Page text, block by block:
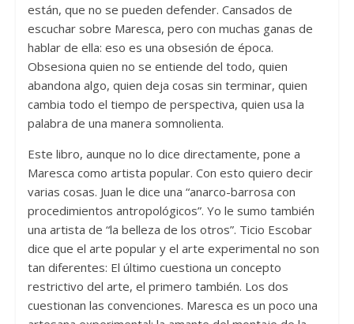
están, que no se pueden defender. Cansados de
escuchar sobre Maresca, pero con muchas ganas de
hablar de ella: eso es una obsesión de época.
Obsesiona quien no se entiende del todo, quien
abandona algo, quien deja cosas sin terminar, quien
cambia todo el tiempo de perspectiva, quien usa la
palabra de una manera somnolienta.
Este libro, aunque no lo dice directamente, pone a
Maresca como artista popular. Con esto quiero decir
varias cosas. Juan le dice una “anarco-barrosa con
procedimientos antropológicos”. Yo le sumo también
una artista de “la belleza de los otros”. Ticio Escobar
dice que el arte popular y el arte experimental no son
tan diferentes: El último cuestiona un concepto
restrictivo del arte, el primero también. Los dos
cuestionan las convenciones. Maresca es un poco una